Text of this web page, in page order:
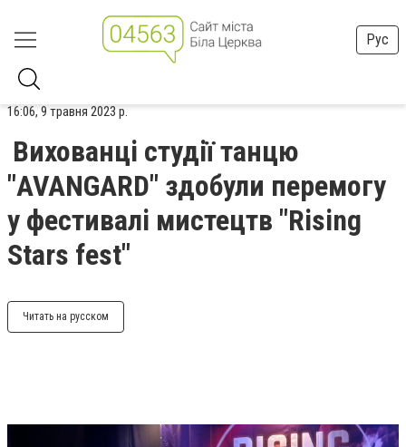
Рус
16:06, 9 травня 2023 р.
Вихованці студії танцю
"AVANGARD" здобули перемогу
у фестивалі мистецтв "Rising
Stars fest"
Читать на русском